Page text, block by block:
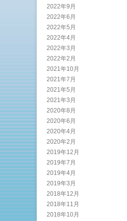
2022年9月
2022年6月
2022年5月
2022年4月
2022年3月
2022年2月
2021年10月
2021年7月
2021年5月
2021年3月
2020年8月
2020年6月
2020年4月
2020年2月
2019年12月
2019年7月
2019年4月
2019年3月
2018年12月
2018年11月
2018年10月